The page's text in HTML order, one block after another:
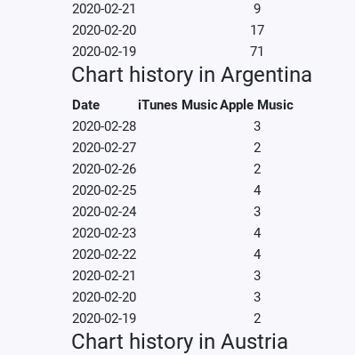
2020-02-21
9
2020-02-20
17
2020-02-19
71
Chart history in Argentina
Date iTunes MusicApple Music
2020-02-28
3
2020-02-27
2
2020-02-26
2
2020-02-25
4
2020-02-24
3
2020-02-23
4
2020-02-22
4
2020-02-21
3
2020-02-20
3
2020-02-19
2
Chart history in Austria